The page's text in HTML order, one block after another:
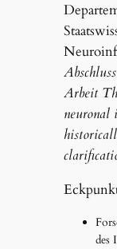
Arbeit
neuronal
des